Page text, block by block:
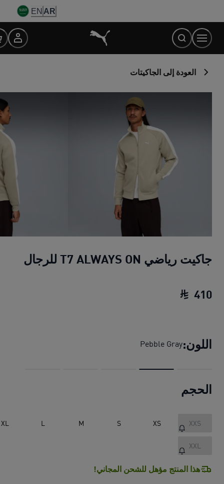
Content
AR
EN
العودة إلى الجاكيتات
جاكيت رياضي T7 ALWAYS ON للرجال
410
اللون:Pebble Gray
الحجم
XXS
XS
S
M
L
XL
XXL
هذا المنتج مؤهل للشحن المجاني!